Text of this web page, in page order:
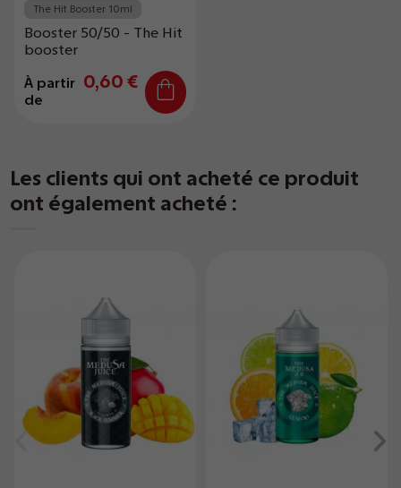
The Hit Booster 10ml
Booster 50/50 - The Hit
booster
À partir
de
0,60 €
Les clients qui ont acheté ce produit
ont également acheté :